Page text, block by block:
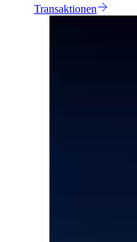
Transaktionen